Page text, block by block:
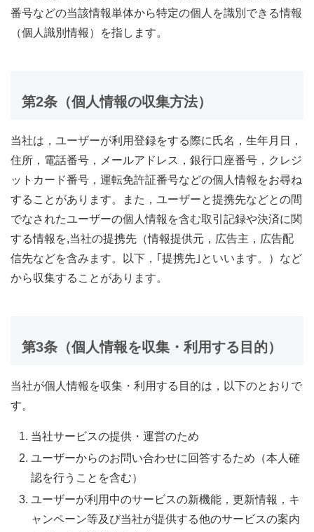
番号などの当該情報単体から特定の個人を識別できる情報
（個人識別情報）を指します。
第2条（個人情報の収集方法）
当社は，ユーザーが利用登録をする際に氏名，生年月日，
住所，電話番号，メールアドレス，銀行口座番号，クレジ
ットカード番号，運転免許証番号などの個人情報をお尋ね
することがあります。また，ユーザーと提携先などとの間
でなされたユーザーの個人情報を含む取引記録や決済に関
する情報を,当社の提携先（情報提供元，広告主，広告配
信先などを含みます。以下，｢提携先｣といいます。）など
から収集することがあります。
第3条（個人情報を収集・利用する目的）
当社が個人情報を収集・利用する目的は，以下のとおりで
す。
当社サービスの提供・運営のため
ユーザーからのお問い合わせに回答するため（本人確
認を行うことを含む）
ユーザーが利用中のサービスの新機能，更新情報，キ
ャンペーン等及び当社が提供する他のサービスの案内